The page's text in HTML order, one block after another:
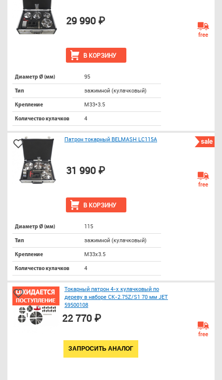
В КОРЗИНУ
29 990 ₽
free
Диаметр Ø (мм) 95
Тип зажимной (кулачковый)
Крепление M33*3.5
Количество кулачков 4
sale
Патрон токарный BELMASH LC115A
В КОРЗИНУ
31 990 ₽
free
Диаметр Ø (мм) 115
Тип зажимной (кулачковый)
Крепление M33х3.5
Количество кулачков 4
Токарный патрон 4-х кулачковый по
дереву в наборе CK-2.75Z/S1 70 мм JET
59500108
22 770 ₽
ЗАПРОСИТЬ АНАЛОГ
free